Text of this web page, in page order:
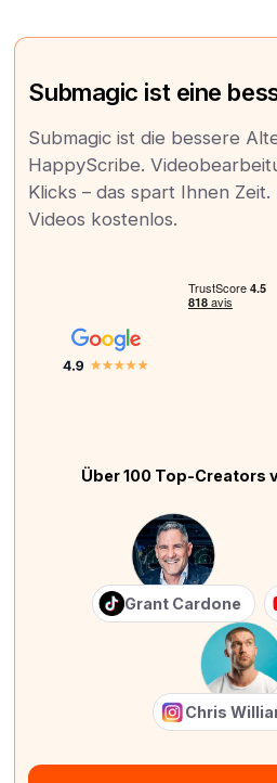
Submagic ist eine
Submagic ist die bessere
HappyScribe.
Klicks – das spart Ihnen
Videos kostenlos.
Über 100 Top-Creators
Grant Cardone
Chris